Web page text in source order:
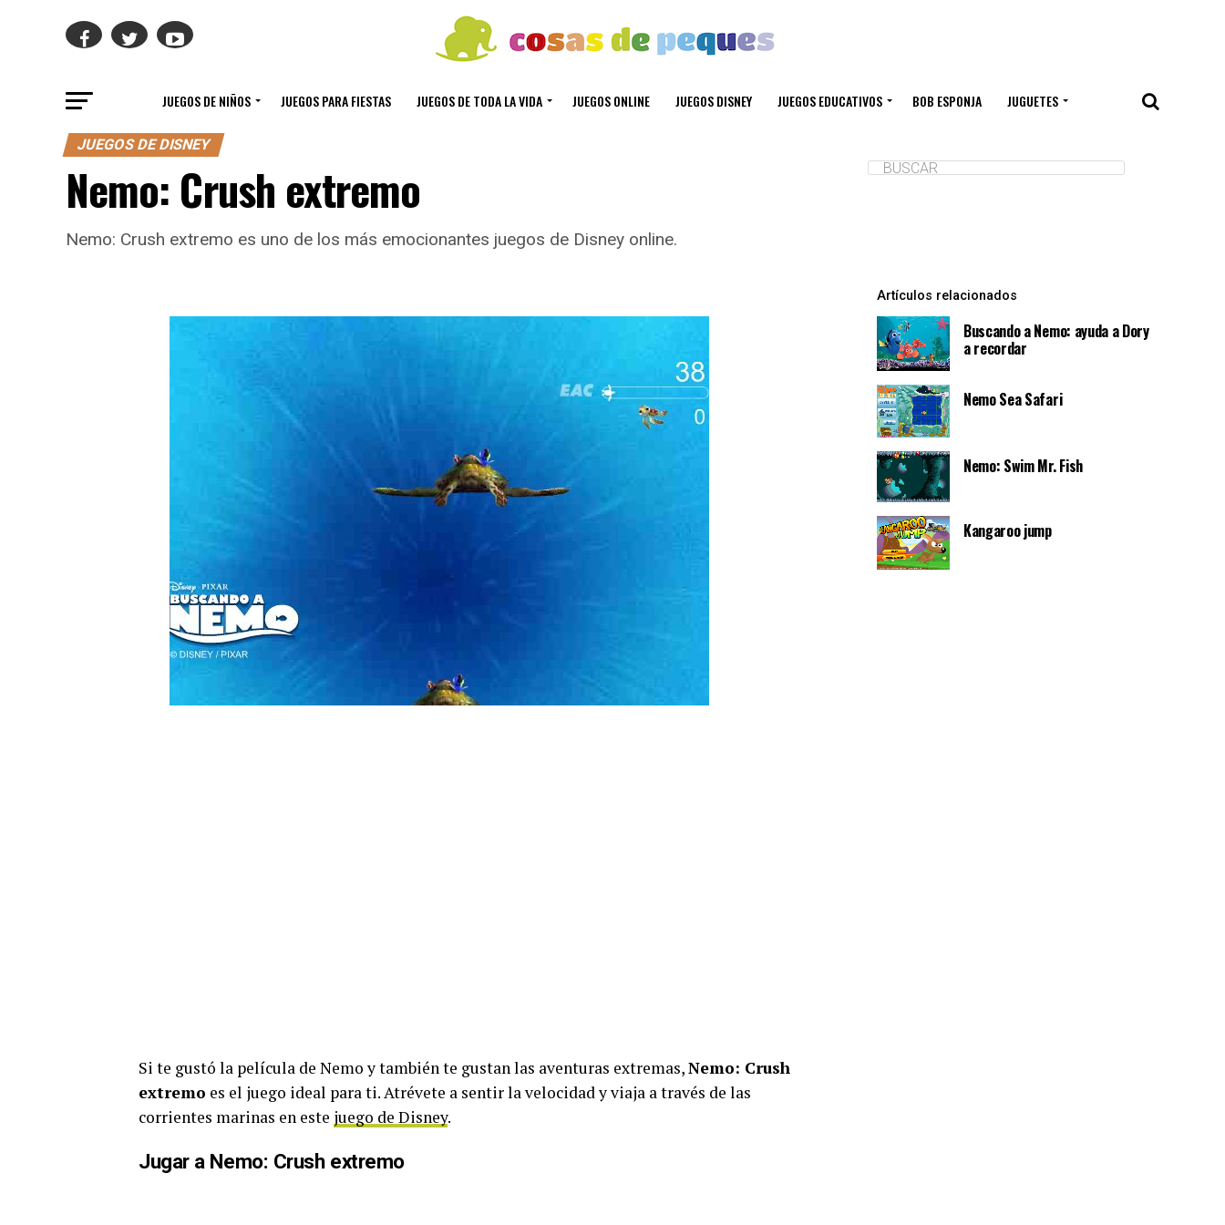
JUEGOS DE NIÑOS JUEGOS PARA FIESTAS JUEGOS DE TODA LA VIDA JUEGOS ONLINE JUEGOS DISNEY JUEGOS EDUCATIVOS BOB ESPONJA JUGUETES
JUEGOS DE DISNEY
Nemo: Crush extremo
Nemo: Crush extremo es uno de los más emocionantes juegos de Disney online.
Si te gustó la película de Nemo y también te gustan las aventuras extremas,Nemo: Crush
extremo es el juego ideal para ti. Atrévete a sentir la velocidad y viaja a través de las
corrientes marinas en este juego de Disney.
Jugar a Nemo: Crush extremo
Artículos relacionados
Buscando a Nemo: ayuda a Dory
a recordar
Nemo Sea Safari
Nemo: Swim Mr. Fish
Kangaroo jump